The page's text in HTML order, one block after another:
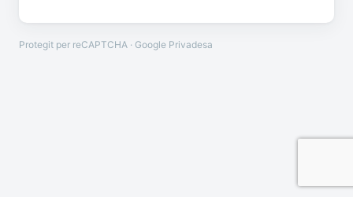
Protegit per reCAPTCHA · Google Privadesa